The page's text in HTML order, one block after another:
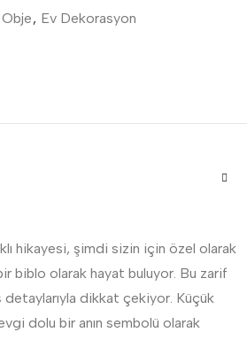
, Ev Dekorasyon
hikayesi, şimdi sizin için özel olarak
biblo olarak hayat buluyor. Bu zarif
dikkat çekiyor. Küçük
dolu bir anın sembolü olarak